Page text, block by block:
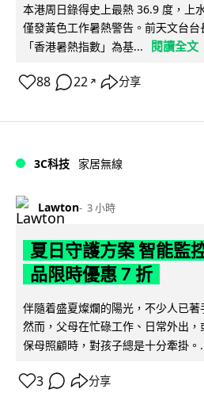
本港周日錄得史上最熱 36.9 度，上
僅發黃色工作暑熱警告。前天文台
「香港暑熱指數」為基...
閱讀全文
88 22 ↗ 分享
3C科技 家居無線
Lawton 3 小時
夏日守護方案 智能監
品限時優惠 7 折
伴隨着盛夏燦爛的陽光，不少人已著
然而，父母在忙碌工作、日常外出
保母照顧時，對孩子總是十分牽掛。
3 分享